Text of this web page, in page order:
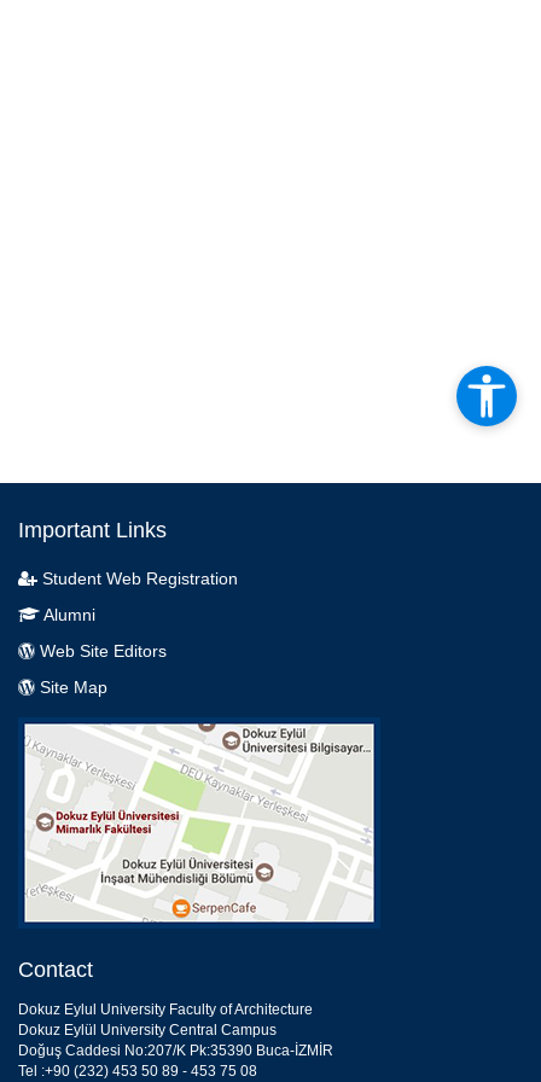
Important Links
Student Web Registration
Alumni
Web Site Editors
Site Map
Contact
Dokuz Eylul University Faculty of Architecture
Dokuz Eylül University Central Campus
Doğuş Caddesi No:207/K Pk:35390 Buca-İZMİR
Tel :+90 (232) 453 50 89 - 453 75 08